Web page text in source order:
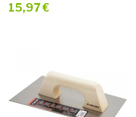
15,97 €